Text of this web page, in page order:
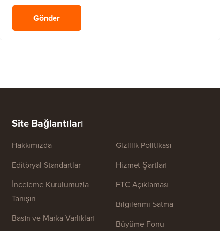
Gönder
Site Bağlantıları
Hakkımızda
Editöryal Standartlar
İnceleme Kurulumuzla
Tanışın
Basın ve Marka Varlıkları
Gizlilik Politikası
Hizmet Şartları
FTC Açıklaması
Bilgilerimi Satma
Büyüme Fonu